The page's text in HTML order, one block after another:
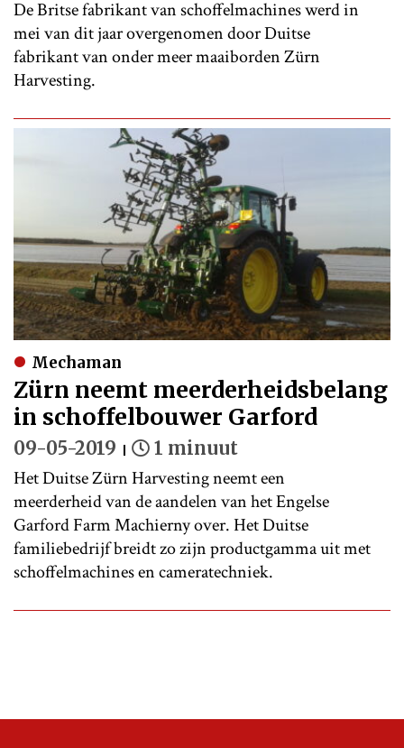
De Britse fabrikant van schoffelmachines werd in
mei van dit jaar overgenomen door Duitse
fabrikant van onder meer maaiborden Zürn
Harvesting.
Mechaman
Zürn neemt meerderheidsbelang
in schoffelbouwer Garford
09-05-2019 1 minuut
Het Duitse Zürn Harvesting neemt een
meerderheid van de aandelen van het Engelse
Garford Farm Machierny over. Het Duitse
familiebedrijf breidt zo zijn productgamma uit met
schoffelmachines en cameratechniek.